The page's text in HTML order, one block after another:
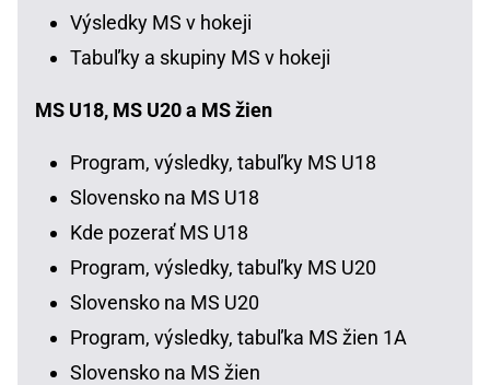
Výsledky MS v hokeji
Tabuľky a skupiny MS v hokeji
MS U18, MS U20 a MS žien
Program, výsledky, tabuľky MS U18
Slovensko na MS U18
Kde pozerať MS U18
Program, výsledky, tabuľky MS U20
Slovensko na MS U20
Program, výsledky, tabuľka MS žien 1A
Slovensko na MS žien